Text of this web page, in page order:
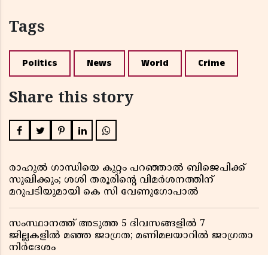
Tags
Politics News World Crime
Share this story
രാഹുൽ ഗാന്ധിയെ കുറ്റം പറഞ്ഞാൽ ബിജെപിക്ക്
സുഖിക്കും; ശശി തരൂരിന്റെ വിമർശനത്തിന്
മറുപടിയുമായി കെ സി വേണുഗോപാൽ
സംസ്ഥാനത്ത് അടുത്ത 5 ദിവസങ്ങളിൽ 7
ജില്ലകളിൽ മഞ്ഞ ജാഗ്രത; മണിമലയാറിൽ ജാഗ്രതാ
നിർദേശം